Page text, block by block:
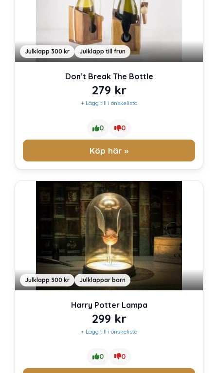
Julklapp 300 kr Julklapp till frun
Don’t Break The Bottle
279 kr
+ Lägg till i önskelista
0 0
Köp här »
Julklapp 300 kr Julklappar barn
Harry Potter Lampa
299 kr
+ Lägg till i önskelista
0 0